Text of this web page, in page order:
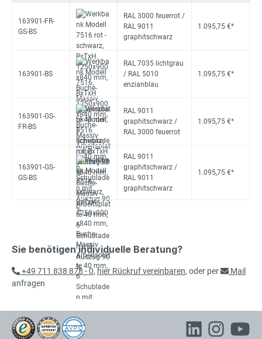
163901-FR-
GS-BS
RAL 3000 feuerrot /
RAL 9011
graphitschwarz
1.095,75 €*
163901-BS
RAL 7035 lichtgrau
/ RAL 5010
enzianblau
1.095,75 €*
163901-GS-
FR-BS
RAL 9011
graphitschwarz /
RAL 3000 feuerrot
1.095,75 €*
163901-GS-
GS-BS
RAL 9011
graphitschwarz /
RAL 9011
graphitschwarz
1.095,75 €*
Sie benötigen individuelle Beratung?
+49 711 838 878 - 0,hier Rückruf vereinbaren, oder per
Mail
anfragen